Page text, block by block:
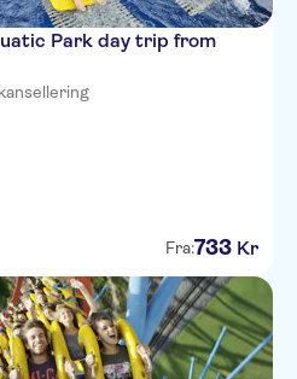
Park day trip from
Fra:733 Kr